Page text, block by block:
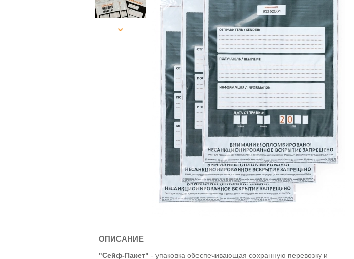
ОПИСАНИЕ
"Сейф-Пакет" - упаковка обеспечивающая сохранную перевозку и